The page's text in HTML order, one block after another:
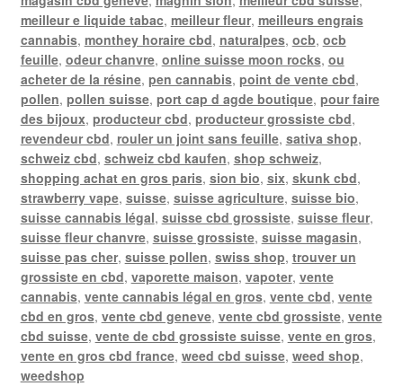
meilleur e liquide tabac, meilleur fleur, meilleurs engrais
cannabis, monthey horaire cbd, naturalpes, ocb, ocb
feuille, odeur chanvre, online suisse moon rocks, ou
acheter de la résine, pen cannabis, point de vente cbd,
pollen, pollen suisse, port cap d agde boutique, pour faire
des bijoux, producteur cbd, producteur grossiste cbd,
revendeur cbd, rouler un joint sans feuille, sativa shop,
schweiz cbd, schweiz cbd kaufen, shop schweiz,
shopping achat en gros paris, sion bio, six, skunk cbd,
strawberry vape, suisse, suisse agriculture, suisse bio,
suisse cannabis légal, suisse cbd grossiste, suisse fleur,
suisse fleur chanvre, suisse grossiste, suisse magasin,
suisse pas cher, suisse pollen, swiss shop, trouver un
grossiste en cbd, vaporette maison, vapoter, vente
cannabis, vente cannabis légal en gros, vente cbd, vente
cbd en gros, vente cbd geneve, vente cbd grossiste, vente
cbd suisse, vente de cbd grossiste suisse, vente en gros,
vente en gros cbd france, weed cbd suisse, weed shop,
weedshop